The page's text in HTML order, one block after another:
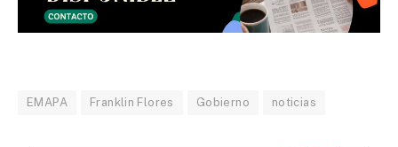
EMAPA Franklin Flores Gobierno noticias